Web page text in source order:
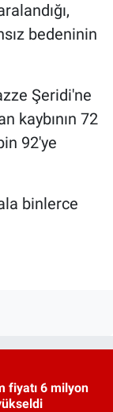
bedeninin
Şeridi'ne
kaybının 72
92'ye
binlerce
fiyatı 6 milyon